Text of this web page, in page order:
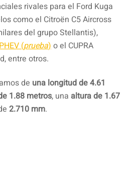
rivales para el Ford Kuga
como el Citroën C5 Aircross
del grupo Stellantis),
(prueba)o el CUPRA
entre otros.
de una longitud de 4.61
1.88 metros, una altura de 1.67
2.710 mm.